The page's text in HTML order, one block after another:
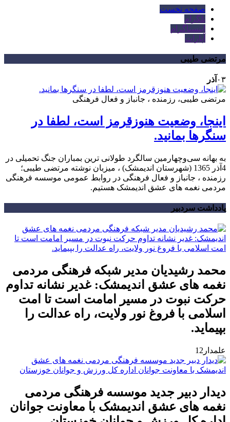
صفحه نخست
تلگرام
اینستاگرام
آپارات
مرتضی طیبی
۰۳ آذر
مرتضی طیبی، رزمنده ، جانباز و فعال فرهنگی
اینجا، وضعیت هنوزقرمز است، لطفا در
سنگرها بمانید.
به بهانه سی‌وچهارمین سالگرد طولانی ترین بمباران جنگ تحمیلی در
4آذر 1365 (شهرستان اندیمشک) ، میزبان نوشته مرتضی طیبی؛
رزمنده ، جانباز و فعال فرهنگی در روابط عمومی موسسه فرهنگی
مردمی نغمه های عشق اندیمشک هستیم.
یادداشت سردبیر
محمد رشیدیان مدیر شبکه فرهنگی مردمی
نغمه های عشق اندیمشک: غدیر نشانه تداوم
حرکت نبوت در مسیر امامت است تا امت
اسلامی با فروغ نور ولایت، راه عدالت را
بپیماید.
علمدار12
دیدار دبیر جدید موسسه فرهنگی مردمی
نغمه های عشق اندیمشک با معاونت جوانان